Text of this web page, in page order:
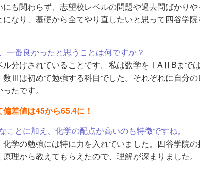
も関わらず、志望校レベルの問題や過去問ばかり
なり、基礎から全てやり直したいと思って四谷学院
一番良かったと思うことは何ですか？
ル分けされていることです。私は数学をⅠAⅡBまで
数Ⅲは初めて勉強する科目でした。それぞれに自分の
たです。
差値は45から65.4に！
とに加え、化学の配点が高いのも特徴ですね。
学の勉強には特に力を入れていました。四谷学院
理から教えてもらえたので、理解が深まりました。